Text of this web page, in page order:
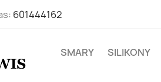
601444162
SMARY SILIKONY